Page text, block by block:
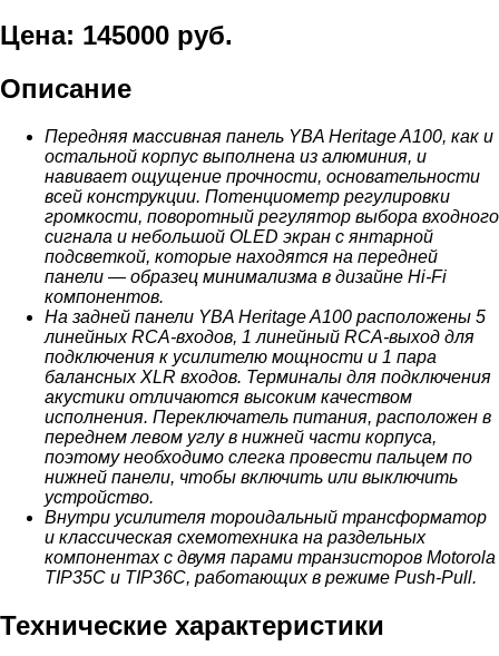
Цена: 145000 руб.
Описание
Передняя массивная панель YBA Heritage A100, как и
остальной корпус выполнена из алюминия, и
навивает ощущение прочности, основательности
всей конструкции. Потенциометр регулировки
громкости, поворотный регулятор выбора входного
сигнала и небольшой OLED экран с янтарной
подсветкой, которые находятся на передней
панели — образец минимализма в дизайне Hi-Fi
компонентов.
На задней панели YBA Heritage A100 расположены 5
линейных RCA-входов, 1 линейный RCA-выход для
подключения к усилителю мощности и 1 пара
балансных XLR входов. Терминалы для подключения
акустики отличаются высоким качеством
исполнения. Переключатель питания, расположен в
переднем левом углу в нижней части корпуса,
поэтому необходимо слегка провести пальцем по
нижней панели, чтобы включить или выключить
устройство.
Внутри усилителя тороидальный трансформатор
и классическая схемотехника на раздельных
компонентах с двумя парами транзисторов Motorola
TIP35C и TIP36C, работающих в режиме Push-Pull.
Технические характеристики